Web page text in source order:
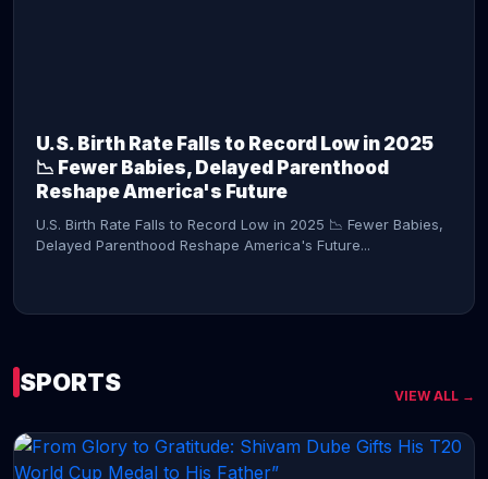
U.S. Birth Rate Falls to Record Low in 2025
📉 Fewer Babies, Delayed Parenthood
Reshape America's Future
U.S. Birth Rate Falls to Record Low in 2025 📉 Fewer Babies,
Delayed Parenthood Reshape America's Future...
SPORTS VIEW ALL →